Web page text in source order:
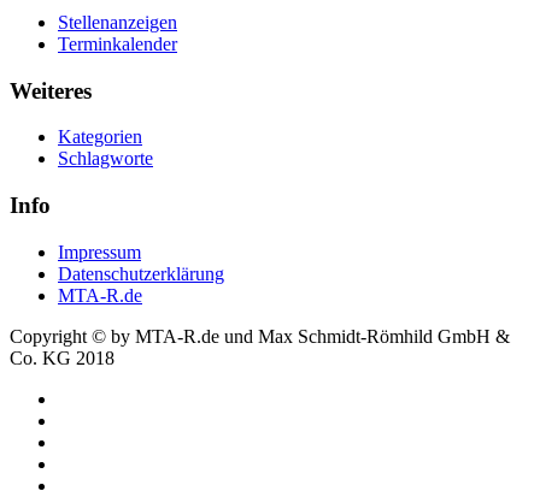
Stellenanzeigen
Terminkalender
Weiteres
Kategorien
Schlagworte
Info
Impressum
Datenschutzerklärung
MTA-R.de
Copyright © by MTA-R.de und Max Schmidt-Römhild GmbH &
Co. KG 2018